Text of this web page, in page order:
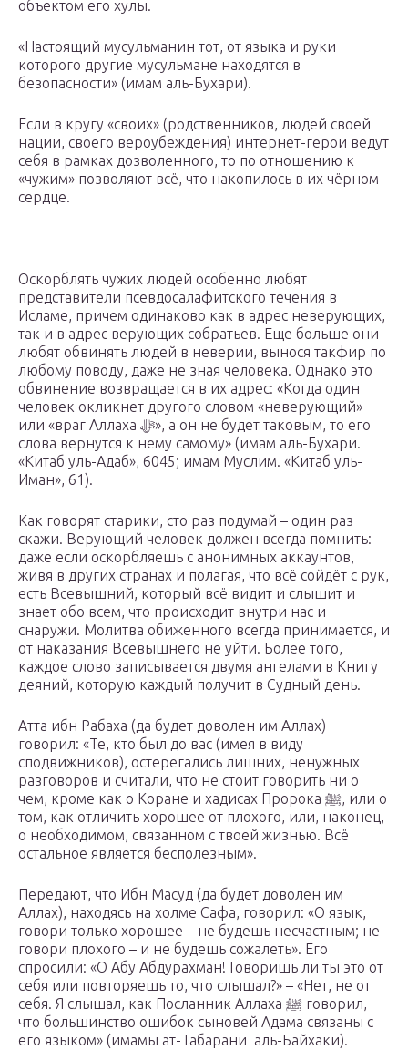
объектом его хулы.
«Настоящий мусульманин тот, от языка и руки
которого другие мусульмане находятся в
безопасности» (имам аль-Бухари).
Если в кругу «своих» (родственников, людей своей
нации, своего вероубеждения) интернет-герои ведут
себя в рамках дозволенного, то по отношению к
«чужим» позволяют всё, что накопилось в их чёрном
сердце.
Оскорблять чужих людей особенно любят
представители псевдосалафитского течения в
Исламе, причем одинаково как в адрес неверующих,
так и в адрес верующих собратьев. Еще больше они
любят обвинять людей в неверии, вынося такфир по
любому поводу, даже не зная человека. Однако это
обвинение возвращается в их адрес: «Когда один
человек окликнет другого словом «неверующий»
или «враг Аллаха ﷻ», а он не будет таковым, то его
слова вернутся к нему самому» (имам аль-Бухари.
«Китаб уль-Адаб», 6045; имам Муслим. «Китаб уль-
Иман», 61).
Как говорят старики, сто раз подумай – один раз
скажи. Верующий человек должен всегда помнить:
даже если оскорбляешь с анонимных аккаунтов,
живя в других странах и полагая, что всё сойдёт с рук,
есть Всевышний, который всё видит и слышит и
знает обо всем, что происходит внутри нас и
снаружи. Молитва обиженного всегда принимается, и
от наказания Всевышнего не уйти. Более того,
каждое слово записывается двумя ангелами в Книгу
деяний, которую каждый получит в Судный день.
Атта ибн Рабаха (да будет доволен им Аллах)
говорил: «Те, кто был до вас (имея в виду
сподвижников), остерегались лишних, ненужных
разговоров и считали, что не стоит говорить ни о
чем, кроме как о Коране и хадисах Пророка ﷺ, или о
том, как отличить хорошее от плохого, или, наконец,
о необходимом, связанном с твоей жизнью. Всё
остальное является бесполезным».
Передают, что Ибн Масуд (да будет доволен им
Аллах), находясь на холме Сафа, говорил: «О язык,
говори только хорошее – не будешь несчастным; не
говори плохого – и не будешь сожалеть». Его
спросили: «О Абу Абдурахман! Говоришь ли ты это от
себя или повторяешь то, что слышал?» – «Нет, не от
себя. Я слышал, как Посланник Аллаха ﷺ говорил,
что большинство ошибок сыновей Адама связаны с
его языком» (имамы ат-Табарани аль-Байхаки).